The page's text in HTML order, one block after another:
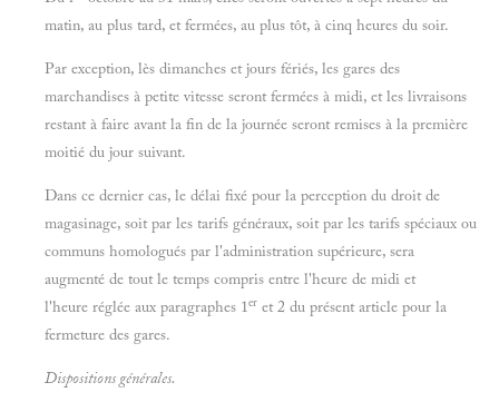
matin, au plus tard, et fermées, au plus tôt, à cinq heures du soir.
Par exception, lès dimanches et jours fériés, les gares des
marchandises à petite vitesse seront fermées à midi, et les livraisons
restant à faire avant la fin de la journée seront remises à la première
moitié du jour suivant.
Dans ce dernier cas, le délai fixé pour la perception du droit de
magasinage, soit par les tarifs généraux, soit par les tarifs spéciaux ou
communs homologués par l'administration supérieure, sera
augmenté de tout le temps compris entre l'heure de midi et
l'heure réglée aux paragraphes 1er et 2 du présent article pour la
fermeture des gares.
Dispositions générales.